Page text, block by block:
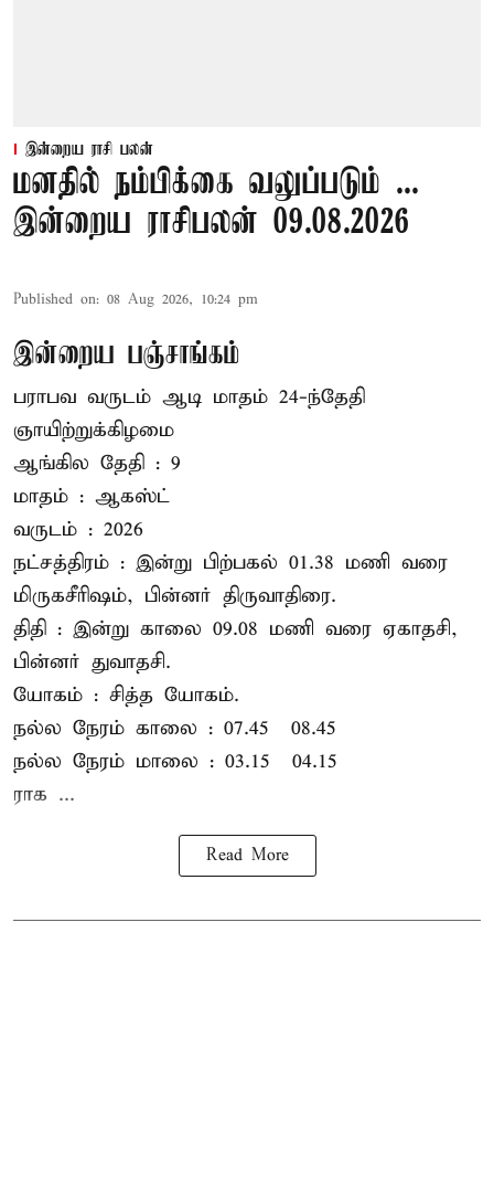
இன்றைய ராசி பலன்
மனதில் நம்பிக்கை வலுப்படும் ...
இன்றைய ராசிபலன் 09.08.2026
Published on: 08 Aug 2026, 10:24 pm
இன்றைய பஞ்சாங்கம்
பராபவ வருடம் ஆடி மாதம் 24-ந்தேதி
ஞாயிற்றுக்கிழமை
ஆங்கில தேதி : 9
மாதம் : ஆகஸ்ட்
வருடம் : 2026
நட்சத்திரம் : இன்று பிற்பகல் 01.38 மணி வரை
மிருகசீரிஷம், பின்னர் திருவாதிரை.
திதி : இன்று காலை 09.08 மணி வரை ஏகாதசி,
பின்னர் துவாதசி.
யோகம் : சித்த யோகம்.
நல்ல நேரம் காலை : 07.45 – 08.45
நல்ல நேரம் மாலை : 03.15 – 04.15
ராக ...
Read More